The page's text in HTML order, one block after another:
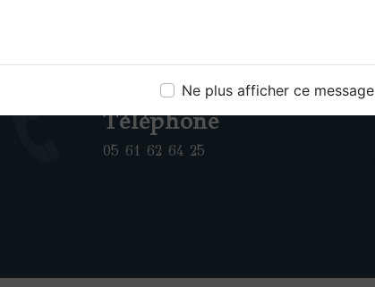
Ne plus afficher ce message
Téléphone
05 61 62 64 25